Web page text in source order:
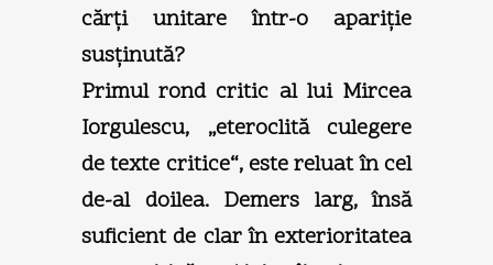
cărţi unitare într-o apariţie
susţinută?
Primul rond critic al lui Mircea
Iorgulescu, „eteroclită culegere
de texte critice“, este reluat în cel
de-al doilea. Demers larg, însă
suficient de clar în exterioritatea